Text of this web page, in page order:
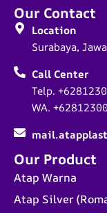
Our Product
Atap Warna
Atap Silver
Our Contact
Location
Surabaya,
Call Center
Telp.
WA.